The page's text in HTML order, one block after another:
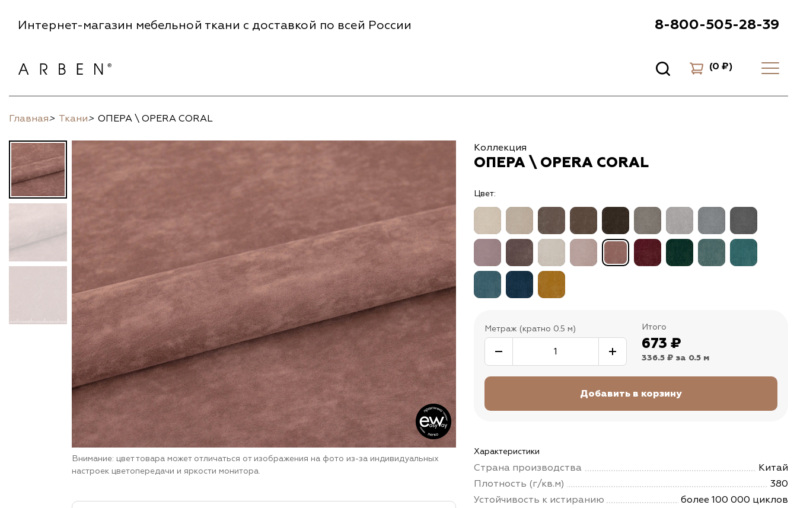
Интернет-магазин мебельной ткани с доставкой по всей России 8-800-505-28-39
(0 ₽)
Главная> Ткани> ОПЕРА \ OPERA CORAL
Внимание: цвет товара может отличаться от изображения на фото из-за индивидуальных
настроек цветопередачи и яркости монитора.
Коллекция
ОПЕРА \ OPERA CORAL
Цвет:
Метраж (кратно 0.5 м) Итого
673 ₽
336.5 ₽ за 0.5 м
Характеристики
Страна производства
Китай
Плотность (г/кв.м)
380
Устойчивость к истиранию
более 100 000 циклов